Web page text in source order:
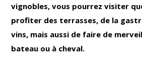
vignobles, vous pourrez visiter
profiter des terrasses, de la
vins, mais aussi de faire de
bateau ou à cheval.